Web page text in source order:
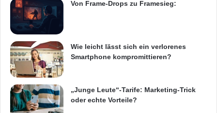
Von Frame-Drops zu Framesieg:
Wie leicht lässt sich ein verlorenes
Smartphone kompromittieren?
„Junge Leute“-Tarife: Marketing-Trick
oder echte Vorteile?